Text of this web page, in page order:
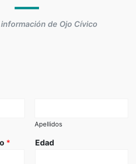
de Ojo Cívico
Apellidos
* Edad